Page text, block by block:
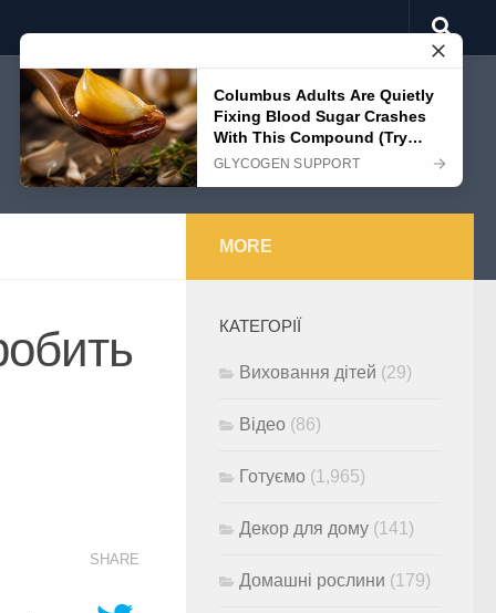
SHARE
MORE
КАТЕГОРІЇ
Виховання дітей (29)
Відео (86)
Готуємо (1,965)
Декор для дому (141)
Домашні рослини (179)